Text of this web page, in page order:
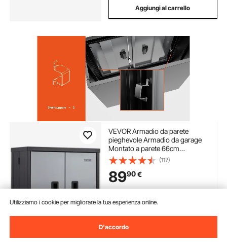
Aggiungi al carrello
VEVOR Armadio da parete
pieghevole Armadio da garage
Montato a parete 66cm
Armadietto piccolo 109 kg
(117)
8990€
Consegna:non appena Mar.
Ago. 11
Aggiungi al carrello
Utilizziamo i cookie per migliorare la tua esperienza online.
D'accordo